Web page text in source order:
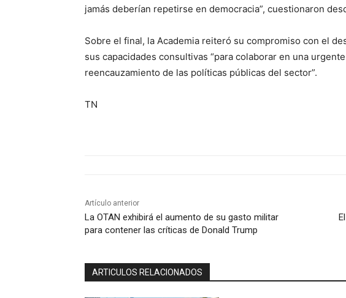
jamás deberían repetirse en democracia”, cuestionaron
Sobre el final, la Academia reiteró su compromiso con el
sus capacidades consultivas “para colaborar en una
reencauzamiento de las políticas públicas del sector”.
TN
Artículo anterior
La OTAN exhibirá el aumento de su gasto militar
para contener las críticas de Donald Trump
ARTICULOS RELACIONADOS